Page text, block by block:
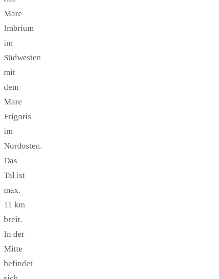
Mare
Imbrium
im
Südwesten
mit
dem
Mare
Frigoris
im
Nordosten.
Das
Tal ist
max.
11 km
breit.
In der
Mitte
befindet